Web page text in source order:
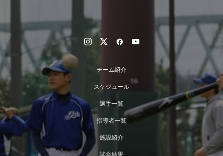
チーム紹介
スケジュール
選手一覧
指導者一覧
施設紹介
試合結果